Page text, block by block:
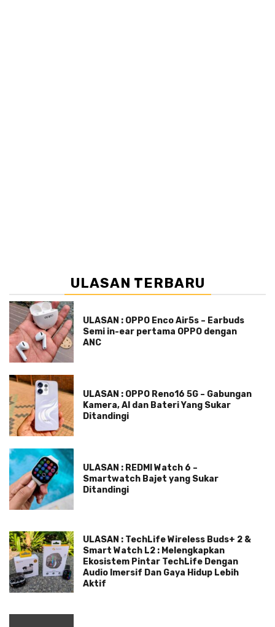
ULASAN TERBARU
ULASAN : OPPO Enco Air5s – Earbuds
Semi in-ear pertama OPPO dengan
ANC
ULASAN : OPPO Reno16 5G – Gabungan
Kamera, AI dan Bateri Yang Sukar
Ditandingi
ULASAN : REDMI Watch 6 –
Smartwatch Bajet yang Sukar
Ditandingi
ULASAN : TechLife Wireless Buds+ 2 &
Smart Watch L2 : Melengkapkan
Ekosistem Pintar TechLife Dengan
Audio Imersif Dan Gaya Hidup Lebih
Aktif